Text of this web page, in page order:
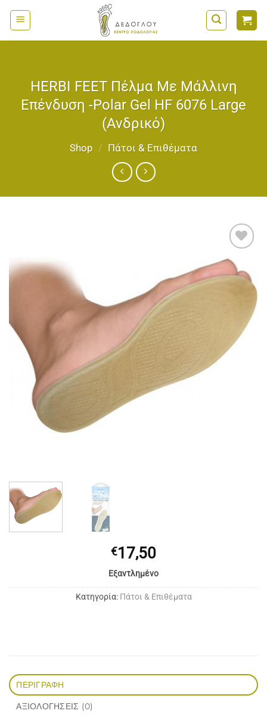
Μετάβαση
στο
περιεχόμενο
HERBI FEET Πέλμα Με Μάλλινη
Επένδυση -Polar Gel HF 6076 Large
(Ανδρικό)
Shop / Πάτοι & Επιθέματα
Add to
wishlist
€17,50
Εξαντλημένο
Κατηγορία: Πάτοι & Επιθέματα
ΠΕΡΙΓΡΑΦΉ
ΑΞΙΟΛΟΓΉΣΕΙΣ (0)